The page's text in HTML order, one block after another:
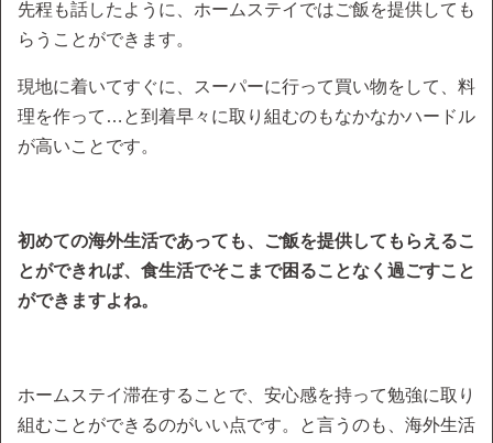
先程も話したように、ホームステイではご飯を提供しても
らうことができます。
現地に着いてすぐに、スーパーに行って買い物をして、料
理を作って…と到着早々に取り組むのもなかなかハードル
が高いことです。
初めての海外生活であっても、ご飯を提供してもらえるこ
とができれば、食生活でそこまで困ることなく過ごすこと
ができますよね。
ホームステイ滞在することで、安心感を持って勉強に取り
組むことができるのがいい点です。と言うのも、海外生活